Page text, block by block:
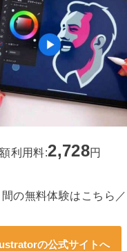
利用料:2,728円
間の無料体験はこちら／
の公式サイトへ